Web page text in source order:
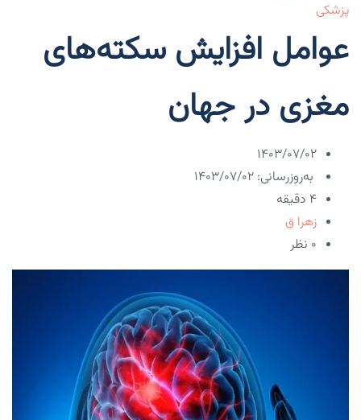
پزشکی
عوامل افزایش سکته‌های
مغزی در جهان
۱۴۰۳/۰۷/۰۲
به‌روزرسانی: ۱۴۰۳/۰۷/۰۲
4 دقیقه
زهرا ق
۰ نظر